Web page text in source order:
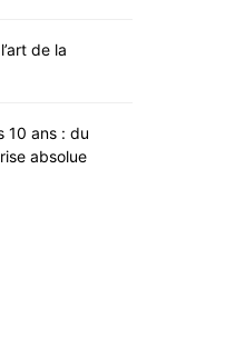
de la
10 ans : du
absolue